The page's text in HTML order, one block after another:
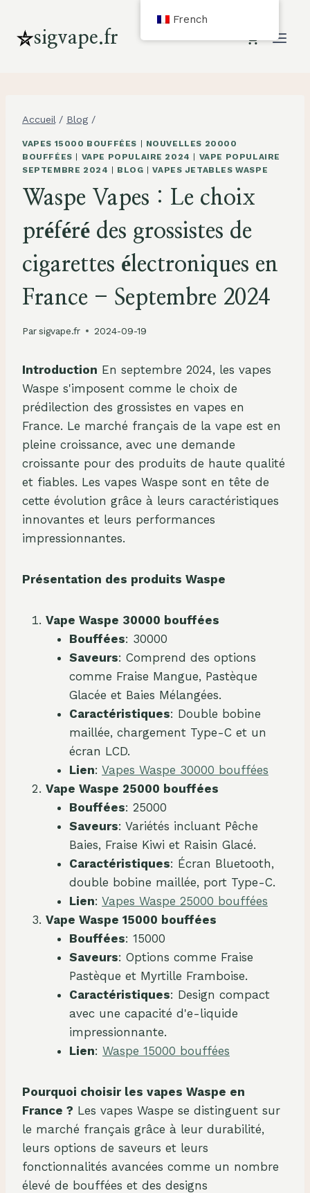
contenusigvape.fr
Accueil / Blog /
VAPES 15000 BOUFFÉES
NOUVELLES 20000
BOUFFÉES
VAPE POPULAIRE 2024
VAPE POPULAIRE
SEPTEMBRE 2024
BLOG |VAPES JETABLES WASPE
Waspe Vapes : Le choix
préféré des grossistes de
cigarettes électroniques en
France - Septembre 2024
Parsigvape.fr 2024-09-19
Introduction En septembre 2024, les vapes
Waspe s'imposent comme le choix de
prédilection des grossistes en vapes en
France. Le marché français de la vape est en
pleine croissance, avec une demande
croissante pour des produits de haute qualité
et fiables. Les vapes Waspe sont en tête de
cette évolution grâce à leurs caractéristiques
innovantes et leurs performances
impressionnantes.
Présentation des produits Waspe
Vape Waspe 30000 bouffées
Bouffées: 30000
Saveurs: Comprend des options
comme Fraise Mangue, Pastèque
Glacée et Baies Mélangées.
Caractéristiques: Double bobine
maillée, chargement Type-C et un
écran LCD.
Lien: Vapes Waspe 30000 bouffées
Vape Waspe 25000 bouffées
Bouffées: 25000
Saveurs: Variétés incluant Pêche
Baies, Fraise Kiwi et Raisin Glacé.
Caractéristiques: Écran Bluetooth,
double bobine maillée, port Type-C.
Lien: Vapes Waspe 25000 bouffées
Vape Waspe 15000 bouffées
Bouffées: 15000
Saveurs: Options comme Fraise
Pastèque et Myrtille Framboise.
Caractéristiques: Design compact
avec une capacité d'e-liquide
impressionnante.
Lien: Waspe 15000 bouffées
Pourquoi choisir les vapes Waspe en
France ? Les vapes Waspe se distinguent sur
le marché français grâce à leur durabilité,
leurs options de saveurs et leurs
fonctionnalités avancées comme un nombre
élevé de bouffées et des designs
French